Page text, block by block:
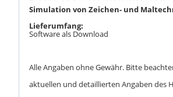
Simulation von Zeichen- und
Lieferumfang:
Software als Download
Alle Angaben ohne Gewähr. Bitte
aktuellen und detaillierten Angaben des